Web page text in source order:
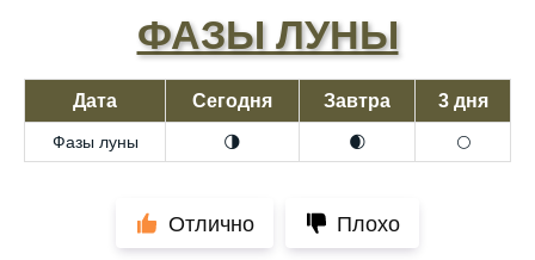
ФАЗЫ ЛУНЫ
Дата Сегодня Завтра 3 дня
Фазы луны 🌗 🌒 🌕
Отлично Плохо